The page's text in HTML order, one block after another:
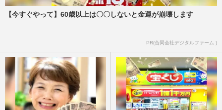
【今すぐやって】60歳以上は〇〇しないと金運が崩壊します
PR(合同会社デジタルファーム )